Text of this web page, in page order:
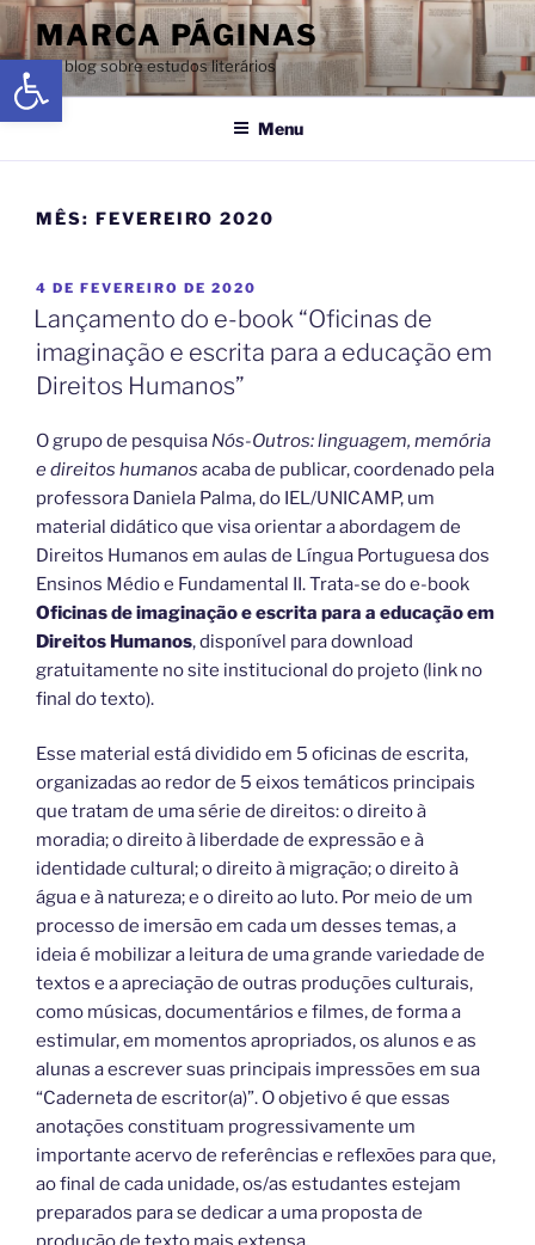
Abrir a barra de ferramentas
MARCA PÁGINAS
Um blog sobre estudos literários
Menu
MÊS: FEVEREIRO 2020
4 DE FEVEREIRO DE 2020
Lançamento do e-book “Oficinas de
imaginação e escrita para a educação em
Direitos Humanos”
O grupo de pesquisa Nós-Outros: linguagem, memória
e direitos humanos acaba de publicar, coordenado pela
professora Daniela Palma, do IEL/UNICAMP, um
material didático que visa orientar a abordagem de
Direitos Humanos em aulas de Língua Portuguesa dos
Ensinos Médio e Fundamental II. Trata-se do e-book
Oficinas de imaginação e escrita para a educação em
Direitos Humanos, disponível para download
gratuitamente no site institucional do projeto (link no
final do texto).
Esse material está dividido em 5 oficinas de escrita,
organizadas ao redor de 5 eixos temáticos principais
que tratam de uma série de direitos: o direito à
moradia; o direito à liberdade de expressão e à
identidade cultural; o direito à migração; o direito à
água e à natureza; e o direito ao luto. Por meio de um
processo de imersão em cada um desses temas, a
ideia é mobilizar a leitura de uma grande variedade de
textos e a apreciação de outras produções culturais,
como músicas, documentários e filmes, de forma a
estimular, em momentos apropriados, os alunos e as
alunas a escrever suas principais impressões em sua
“Caderneta de escritor(a)”. O objetivo é que essas
anotações constituam progressivamente um
importante acervo de referências e reflexões para que,
ao final de cada unidade, os/as estudantes estejam
preparados para se dedicar a uma proposta de